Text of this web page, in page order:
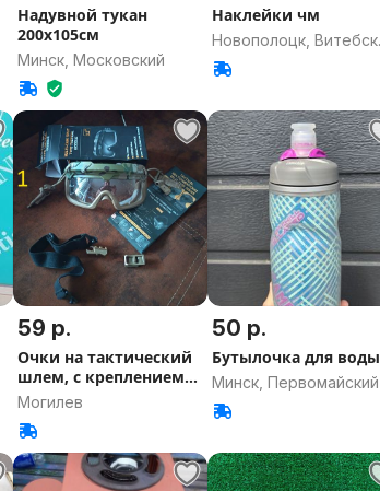
Надувной тукан
200х105см
Минск, Московский
Наклейки чм
Новополоцк,
область
59 р.
Очки на тактический
шлем, с креплением
для шлема и
Могилев
50 р.
Бутылочка для воды
Минск, Первомайский